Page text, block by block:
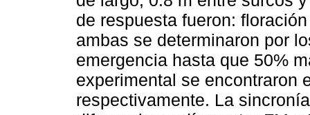
de respuesta fueron:
ambas se determinaron por
emergencia hasta que 50%
experimental se encontraron
respectivamente. La